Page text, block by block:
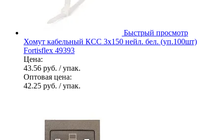
Быстрый просмотр
Хомут кабельный КСС 3х150 нейл. бел. (уп.100шт)
Fortisflex 49393
Цена:
43.56 руб. / упак.
Оптовая цена:
42.25 руб. / упак.